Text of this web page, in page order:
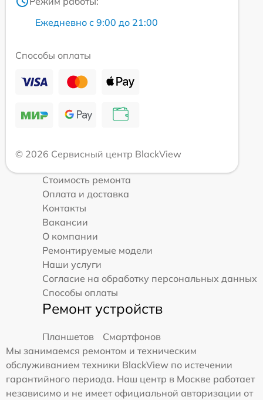
Ежедневно с 9:00 до 21:00
Способы оплаты
© 2026 Сервисный центр BlackView
Стоимость ремонта
Оплата и доставка
Контакты
Вакансии
О компании
Ремонтируемые модели
Наши услуги
Согласие на обработку персональных данных
Способы оплаты
Ремонт устройств
Планшетов
Смартфонов
Мы занимаемся ремонтом и техническим
обслуживанием техники BlackView по истечении
гарантийного периода. Наш центр в Москве работает
независимо и не имеет официальной авторизации от